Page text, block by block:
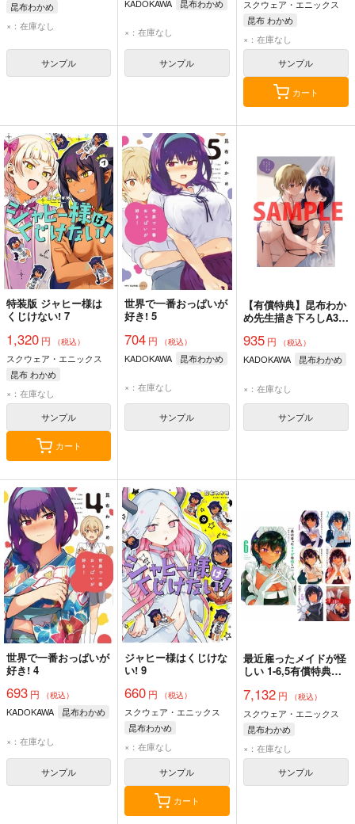
昆布わかめ
×：在庫なし
サンプル
KADOKAWA 昆布わかめ
×：在庫なし
サンプル
スクウェア・エニックス
昆布 わかめ
×：在庫なし
サンプル
カート
特装版 ジャヒー様は
くじけない! 7
1,320 円 （税込）
スクウェア・エニックス
昆布 わかめ
×：在庫なし
サンプル
カート
世界で一番おっぱいが
好き! 5
704 円 （税込）
KADOKAWA 昆布わかめ
×：在庫なし
サンプル
【有償特典】昆布わか
め先生描き下ろしA3タ
番おっぱいが好き! 7）
935円 （税込）
KADOKAWA 昆布わかめ
×：在庫なし
サンプル
世界で一番おっぱいが
好き! 4
693 円 （税込）
KADOKAWA 昆布わかめ
×：在庫なし
サンプル
ジャヒー様はくじけな
い! 9
660 円 （税込）
スクウェア・エニックス
昆布わかめ
×：在庫なし
サンプル
カート
最近雇ったメイドが怪
しい 1-6,5有償特典
交換クーポン対象セッ
ト）
7,132円 （税込）
スクウェア・エニックス
昆布わかめ
×：在庫なし
サンプル